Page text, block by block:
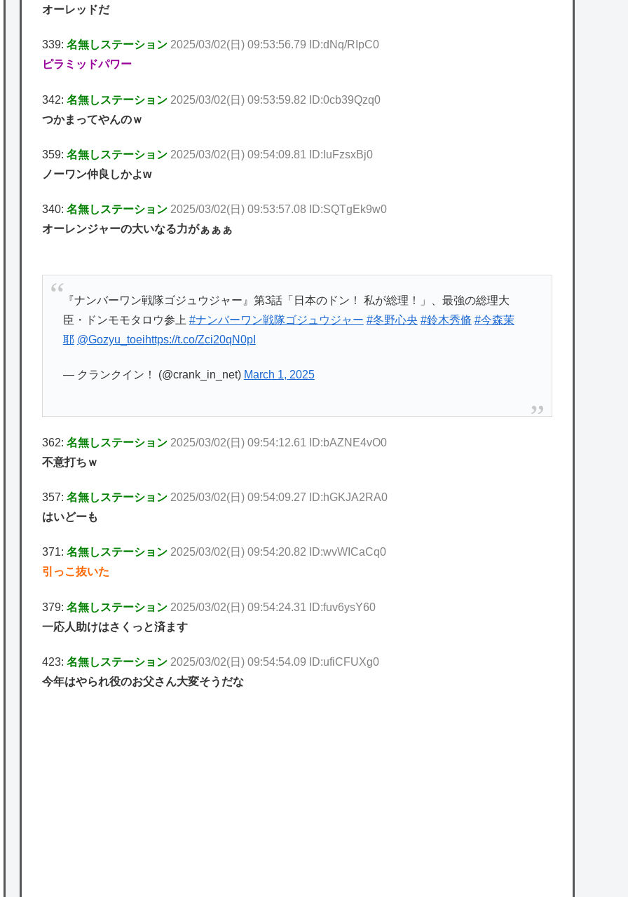
オーレッドだ
339: 名無しステーション 2025/03/02(日) 09:53:56.79 ID:dNq/RIpC0
ピラミッドパワー
342: 名無しステーション 2025/03/02(日) 09:53:59.82 ID:0cb39Qzq0
つかまってやんのｗ
359: 名無しステーション 2025/03/02(日) 09:54:09.81 ID:IuFzsxBj0
ノーワン仲良しかよw
340: 名無しステーション 2025/03/02(日) 09:53:57.08 ID:SQTgEk9w0
オーレンジャーの大いなる力がぁぁぁ
『ナンバーワン戦隊ゴジュウジャー』第3話「日本のドン！ 私が総理！」、最強の総理大
臣・ドンモモタロウ参上 #ナンバーワン戦隊ゴジュウジャー #冬野心央 #鈴木秀脩 #今森茉
耶 @Gozyu_toeihttps://t.co/Zci20qN0pI
— クランクイン！ (@crank_in_net) March 1, 2025
362: 名無しステーション 2025/03/02(日) 09:54:12.61 ID:bAZNE4vO0
不意打ちｗ
357: 名無しステーション 2025/03/02(日) 09:54:09.27 ID:hGKJA2RA0
はいどーも
371: 名無しステーション 2025/03/02(日) 09:54:20.82 ID:wvWICaCq0
引っこ抜いた
379: 名無しステーション 2025/03/02(日) 09:54:24.31 ID:fuv6ysY60
一応人助けはさくっと済ます
423: 名無しステーション 2025/03/02(日) 09:54:54.09 ID:ufiCFUXg0
今年はやられ役のお父さん大変そうだな